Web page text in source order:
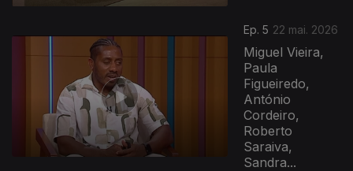
Ep. 5 22 mai. 2026
Miguel Vieira,
Paula
Figueiredo,
António
Cordeiro,
Roberto
Saraiva,
Sandra...